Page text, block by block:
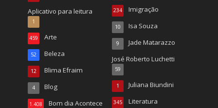
Aplicativo para leitura
1
Arte
459
Beleza
52
Blima Efraim
12
Blog
4
Bom dia Acontece
1.408
Imigração
234
Isa Souza
10
Jade Matarazzo
9
José Roberto Luchetti
59
Juliana Biundini
1
Literatura
345